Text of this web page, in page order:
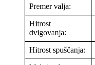
Premer valja:
Hitrost
dvigovanja:
Hitrost spuščanja: